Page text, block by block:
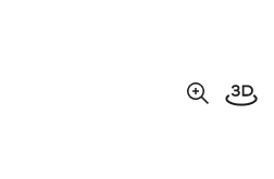
فتح العرض ثلاثي الأبعاد
عرض مكبّر عن الصورة